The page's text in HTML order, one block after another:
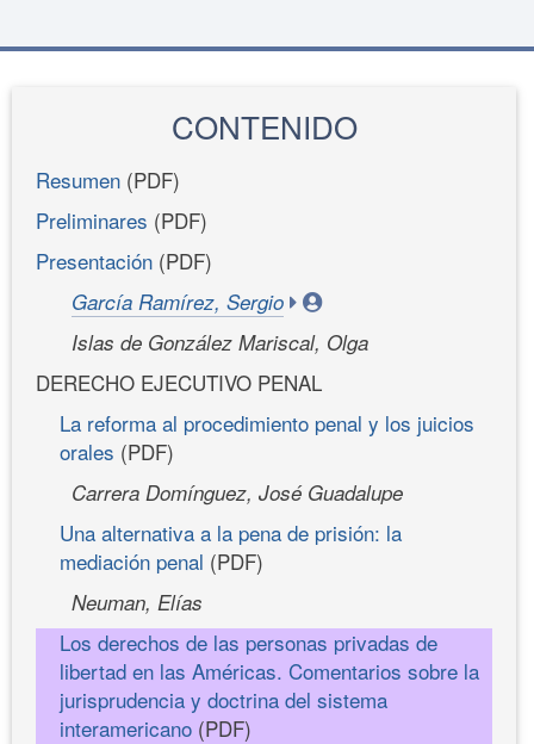
CONTENIDO
Resumen (PDF)
Preliminares (PDF)
Presentación (PDF)
García Ramírez, Sergio
Islas de González Mariscal, Olga
DERECHO EJECUTIVO PENAL
La reforma al procedimiento penal y los juicios
orales (PDF)
Carrera Domínguez, José Guadalupe
Una alternativa a la pena de prisión: la
mediación penal (PDF)
Neuman, Elías
Los derechos de las personas privadas de
libertad en las Américas. Comentarios sobre la
jurisprudencia y doctrina del sistema
interamericano (PDF)